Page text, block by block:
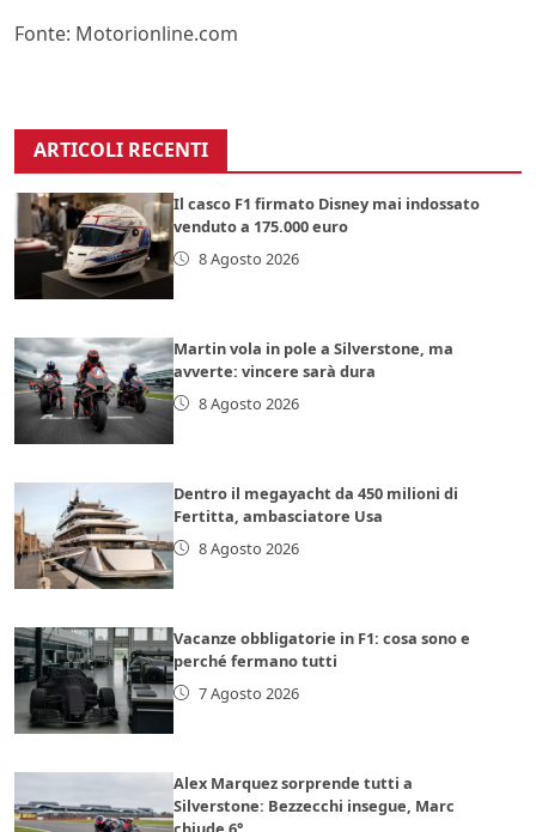
Fonte: Motorionline.com
ARTICOLI RECENTI
Il casco F1 firmato Disney mai indossato
venduto a 175.000 euro
8 Agosto 2026
Martin vola in pole a Silverstone, ma
avverte: vincere sarà dura
8 Agosto 2026
Dentro il megayacht da 450 milioni di
Fertitta, ambasciatore Usa
8 Agosto 2026
Vacanze obbligatorie in F1: cosa sono e
perché fermano tutti
7 Agosto 2026
Alex Marquez sorprende tutti a
Silverstone: Bezzecchi insegue, Marc